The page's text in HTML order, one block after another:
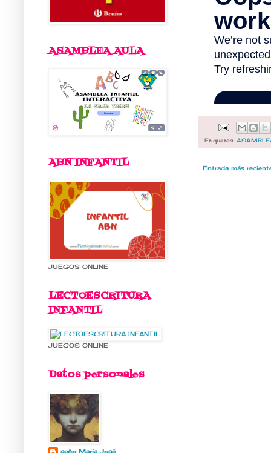
Etiquetas:
Entrada más
ASAMBLEA AULA
ABN INFANTIL
JUEGOS ONLINE
LECTOESCRITURA
INFANTIL
JUEGOS ONLINE
Datos personales
seño María José